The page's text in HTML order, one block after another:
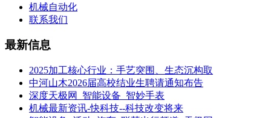
机械自动化
联系我们
最新信息
2025加工核心行业：手艺突围、生态沉构取
中河山木2026届高校结业生聘请通知布告
深度天极网_智能设备_智妙手表
机械最新资讯-快科技--科技改变将来